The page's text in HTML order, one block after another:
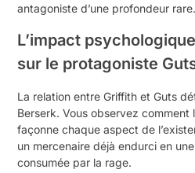
antagoniste d’une profondeur rare.
L’impact
sur le protagoniste
La relation entre Griffith et Guts
Berserk. Vous observez comment
façonne chaque aspect de
un mercenaire déjà endurci en
consumée par la rage.